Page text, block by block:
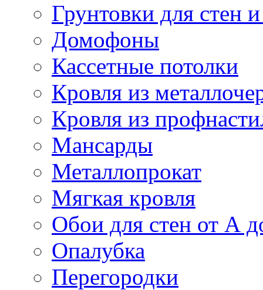
Грунтовки для стен
Домофоны
Кассетные потолки
Кровля из
Кровля из
Мансарды
Металлопрокат
Мягкая кровля
Обои для стен от А
Опалубка
Перегородки